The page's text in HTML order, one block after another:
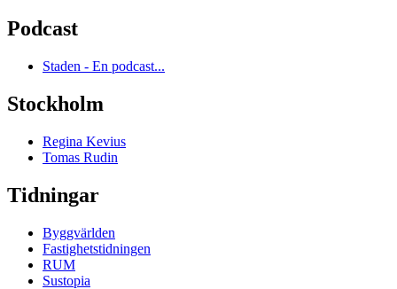
Podcast
Staden - En podcast...
Stockholm
Regina Kevius
Tomas Rudin
Tidningar
Byggvärlden
Fastighetstidningen
RUM
Sustopia